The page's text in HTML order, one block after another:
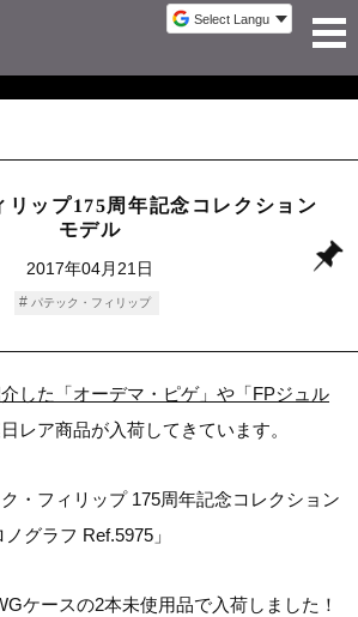
リップ175周年記念コレクション
モデル
2017年04月21日
パテック・フィリップ
した「オーデマ・ピゲ」や「FPジュル
レア商品が入荷してきています。
・フィリップ 175周年記念コレクション
グラフ Ref.5975」
ケースの2本未使用品で入荷しました！